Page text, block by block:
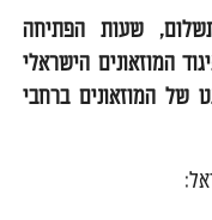
שעות הפתיחה
המוזאונים הישראלי
של המוזאונים ברחבי